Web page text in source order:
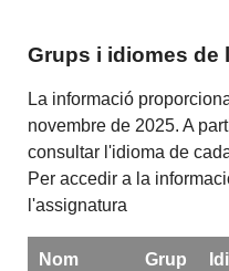
Grups i idiomes de
La informació
novembre de 2025. A
consultar l'idioma de
Per accedir a la
l'assignatura
Nom Grup